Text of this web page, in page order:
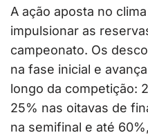
A ação aposta no
impulsionar as
campeonato. Os
na fase inicial e
longo da competição:
25% nas oitavas de
na semifinal e até